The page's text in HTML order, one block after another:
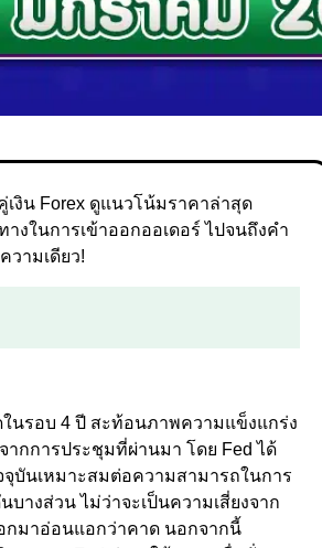
งิน Forex ดูแนวโน้มราคาล่าสุด
งในการเข้าออกออเดอร์ ไปจนถึงคำ
วามเดียว!
นรอบ 4 ปี สะท้อนภาพความแข็งแกร่ง
ากการประชุมที่ผ่านมา โดย Fed ได้
บันเหมาะสมต่อความสามารถในการ
างส่วน ไม่ว่าจะเป็นความเสี่ยงจาก
กมาอ่อนแอกว่าคาด นอกจากนี้